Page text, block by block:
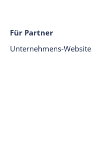
Für Partner
Unternehmens-Website